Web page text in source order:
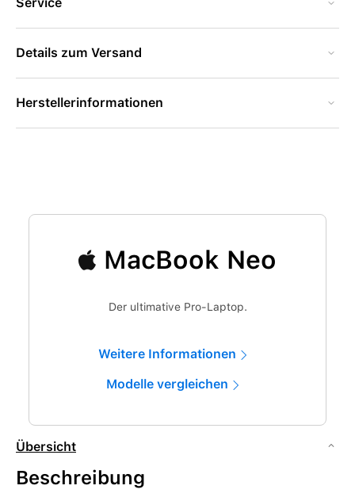
Details zum Versand
Herstellerinformationen
MacBook Neo
Der ultimative Pro-Laptop.
Weitere Informationen
Modelle vergleichen
Übersicht
Beschreibung